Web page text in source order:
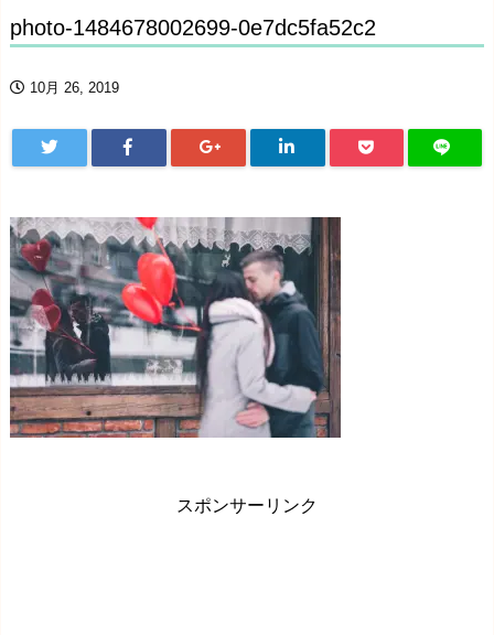
photo-1484678002699-0e7dc5fa52c2
10月 26, 2019
スポンサーリンク